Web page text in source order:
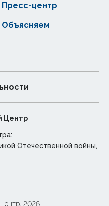
Пресс-центр
Объясняем
Центр
Отечественной войны,
2026